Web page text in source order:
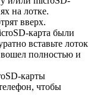
на лотке.
вверх.
карта были
вставьте лоток
вошел полностью и
карты
чтобы